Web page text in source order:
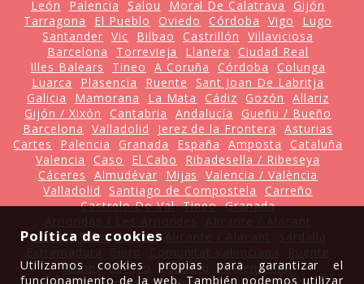
León
Palencia Salou Moral De Calatrava
Gijón
Tarragona
El Pueblo Oviedo Córdoba Vigo
Lugo
Santander Vic Bilbao Castrillón
Villaviciosa
Barcelona
Torrevieja Llanera
Ciudad Real
Illes Balears
Tineo A Coruña Córdoba
Colunga
Luarca
Plasencia Ruente
Sant Joan De Labritja
Galicia
Mamorana La Mata Cádiz Gozón
Allariz
Gijón / Xixón
Cantabria Andalucía
Gueñu / Bueño
Barcelona
Valladolid Jerez de la Frontera
Asturias
Cartes
Palencia Granada España Amposta
Cataluña
Valencia
Caso El Cabo
Ribadesella / Ribeseya
Cáceres
Almudévar Mijas
Valencia / València
Valladolid
Santiago de Compostela
Carreño
Castrelo Do Val Tineo Granada
La Pola Siero Parres
Llanes Arroyo Castiellu
Valdemorillo
Política de cookies
Utilizamos cookies propias para garantizar el
funcionamiento de la web. También podemos utilizar